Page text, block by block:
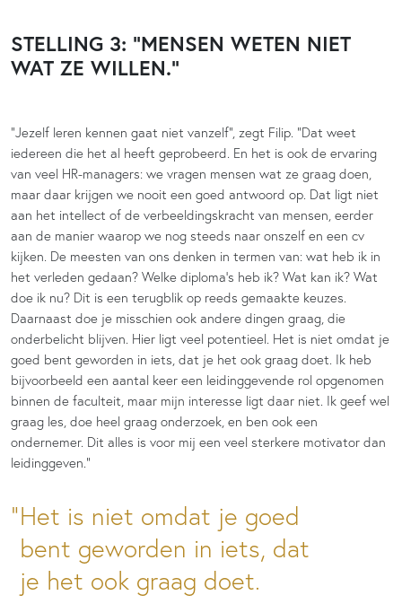
STELLING 3: “MENSEN WETEN NIET
WAT ZE WILLEN.”
“Jezelf leren kennen gaat niet vanzelf”, zegt Filip. “Dat weet
iedereen die het al heeft geprobeerd. En het is ook de ervaring
van veel HR-managers: we vragen mensen wat ze graag doen,
maar daar krijgen we nooit een goed antwoord op. Dat ligt niet
aan het intellect of de verbeeldingskracht van mensen, eerder
aan de manier waarop we nog steeds naar onszelf en een cv
kijken. De meesten van ons denken in termen van: wat heb ik in
het verleden gedaan? Welke diploma’s heb ik? Wat kan ik? Wat
doe ik nu? Dit is een terugblik op reeds gemaakte keuzes.
Daarnaast doe je misschien ook andere dingen graag, die
onderbelicht blijven. Hier ligt veel potentieel. Het is niet omdat je
goed bent geworden in iets, dat je het ook graag doet. Ik heb
bijvoorbeeld een aantal keer een leidinggevende rol opgenomen
binnen de faculteit, maar mijn interesse ligt daar niet. Ik geef wel
graag les, doe heel graag onderzoek, en ben ook een
ondernemer. Dit alles is voor mij een veel sterkere motivator dan
leidinggeven.”
Het is niet omdat je goed
bent geworden in iets, dat
je het ook graag doet.